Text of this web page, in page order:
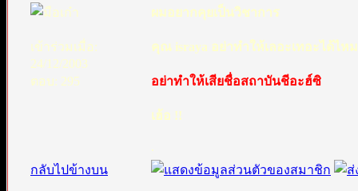
เข้าร่วมเมื่อ:
24/12/2003
ตอบ: 295
ผมอยากคุยเป็นวิชาการ
คุณ israya อย่าทำให้เลอะเทอะได้ไ
อย่าทำให้เสียชื่อสถาบันชีอะฮ์ซิ
เฮ้อ !!
.
กลับไปข้างบน